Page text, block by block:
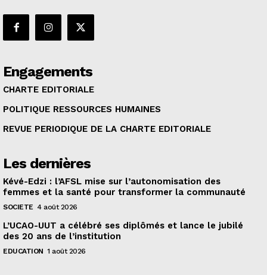
Engagements
CHARTE EDITORIALE
POLITIQUE RESSOURCES HUMAINES
REVUE PERIODIQUE DE LA CHARTE EDITORIALE
Les dernières
Kévé-Edzi : l’AFSL mise sur l’autonomisation des
femmes et la santé pour transformer la communauté
SOCIETE 4 août 2026
L’UCAO-UUT a célébré ses diplômés et lance le jubilé
des 20 ans de l’institution
EDUCATION 1 août 2026